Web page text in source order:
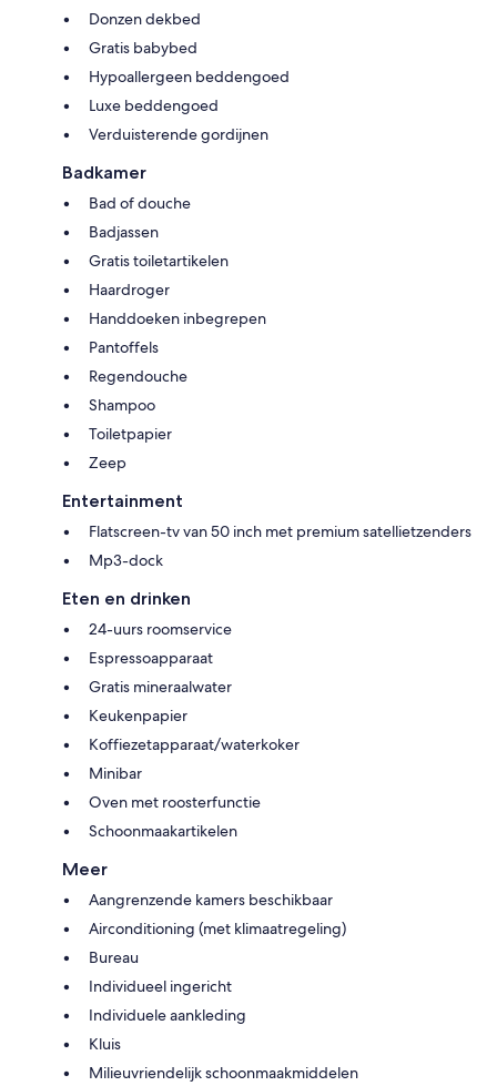
Donzen dekbed
Gratis babybed
Hypoallergeen beddengoed
Luxe beddengoed
Verduisterende gordijnen
Badkamer
Bad of douche
Badjassen
Gratis toiletartikelen
Haardroger
Handdoeken inbegrepen
Pantoffels
Regendouche
Shampoo
Toiletpapier
Zeep
Entertainment
Flatscreen-tv van 50 inch met premium satellietzenders
Mp3-dock
Eten en drinken
24-uurs roomservice
Espressoapparaat
Gratis mineraalwater
Keukenpapier
Koffiezetapparaat/waterkoker
Minibar
Oven met roosterfunctie
Schoonmaakartikelen
Meer
Aangrenzende kamers beschikbaar
Airconditioning (met klimaatregeling)
Bureau
Individueel ingericht
Individuele aankleding
Kluis
Milieuvriendelijk schoonmaakmiddelen